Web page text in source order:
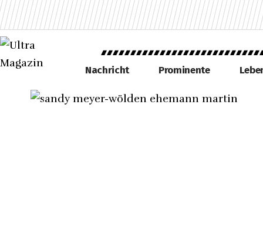
Nachricht Prominente